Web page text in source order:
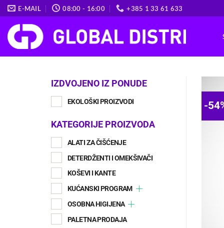
Skip
to
content
E-MAIL 08:00 - 16:00 +385 1 33 61 633
IZDVOJENO IZ PONUDE
EKOLOŠKI PROIZVODI
KATEGORIJE PROIZVODA
ALATI ZA ČIŠĆENJE
DETERDŽENTI I OMEKŠIVAČI
KOŠEVI I KANTE
KUĆANSKI PROGRAM
OSOBNA HIGIJENA
PALETNA PRODAJA
-